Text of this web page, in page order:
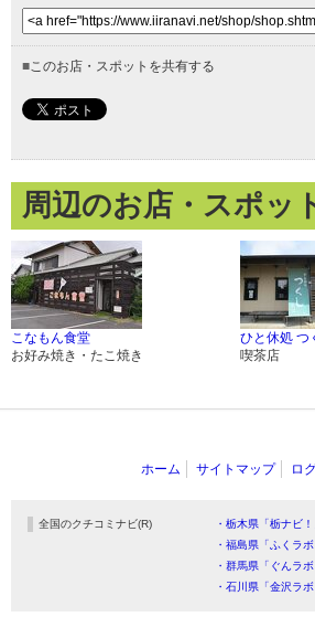
■このお店・スポットを共有する
周辺のお店・スポッ
こなもん食堂
お好み焼き・たこ焼き
ひと休処 つ
喫茶店
ホーム サイトマップ ロ
全国のクチコミナビ(R) ・栃木県「栃ナビ！
・福島県「ふくラボ
・群馬県「ぐんラボ
・石川県「金沢ラボ